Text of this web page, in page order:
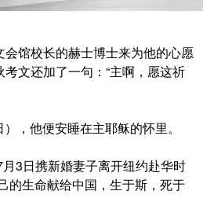
馆校长的赫士博士来为他的心愿
考文还加了一句 ： “主啊，愿这祈
，他便安睡在主耶稣的怀里。
3日携新婚妻子离开纽约赴华时
的生命献给中国，生于斯，死于